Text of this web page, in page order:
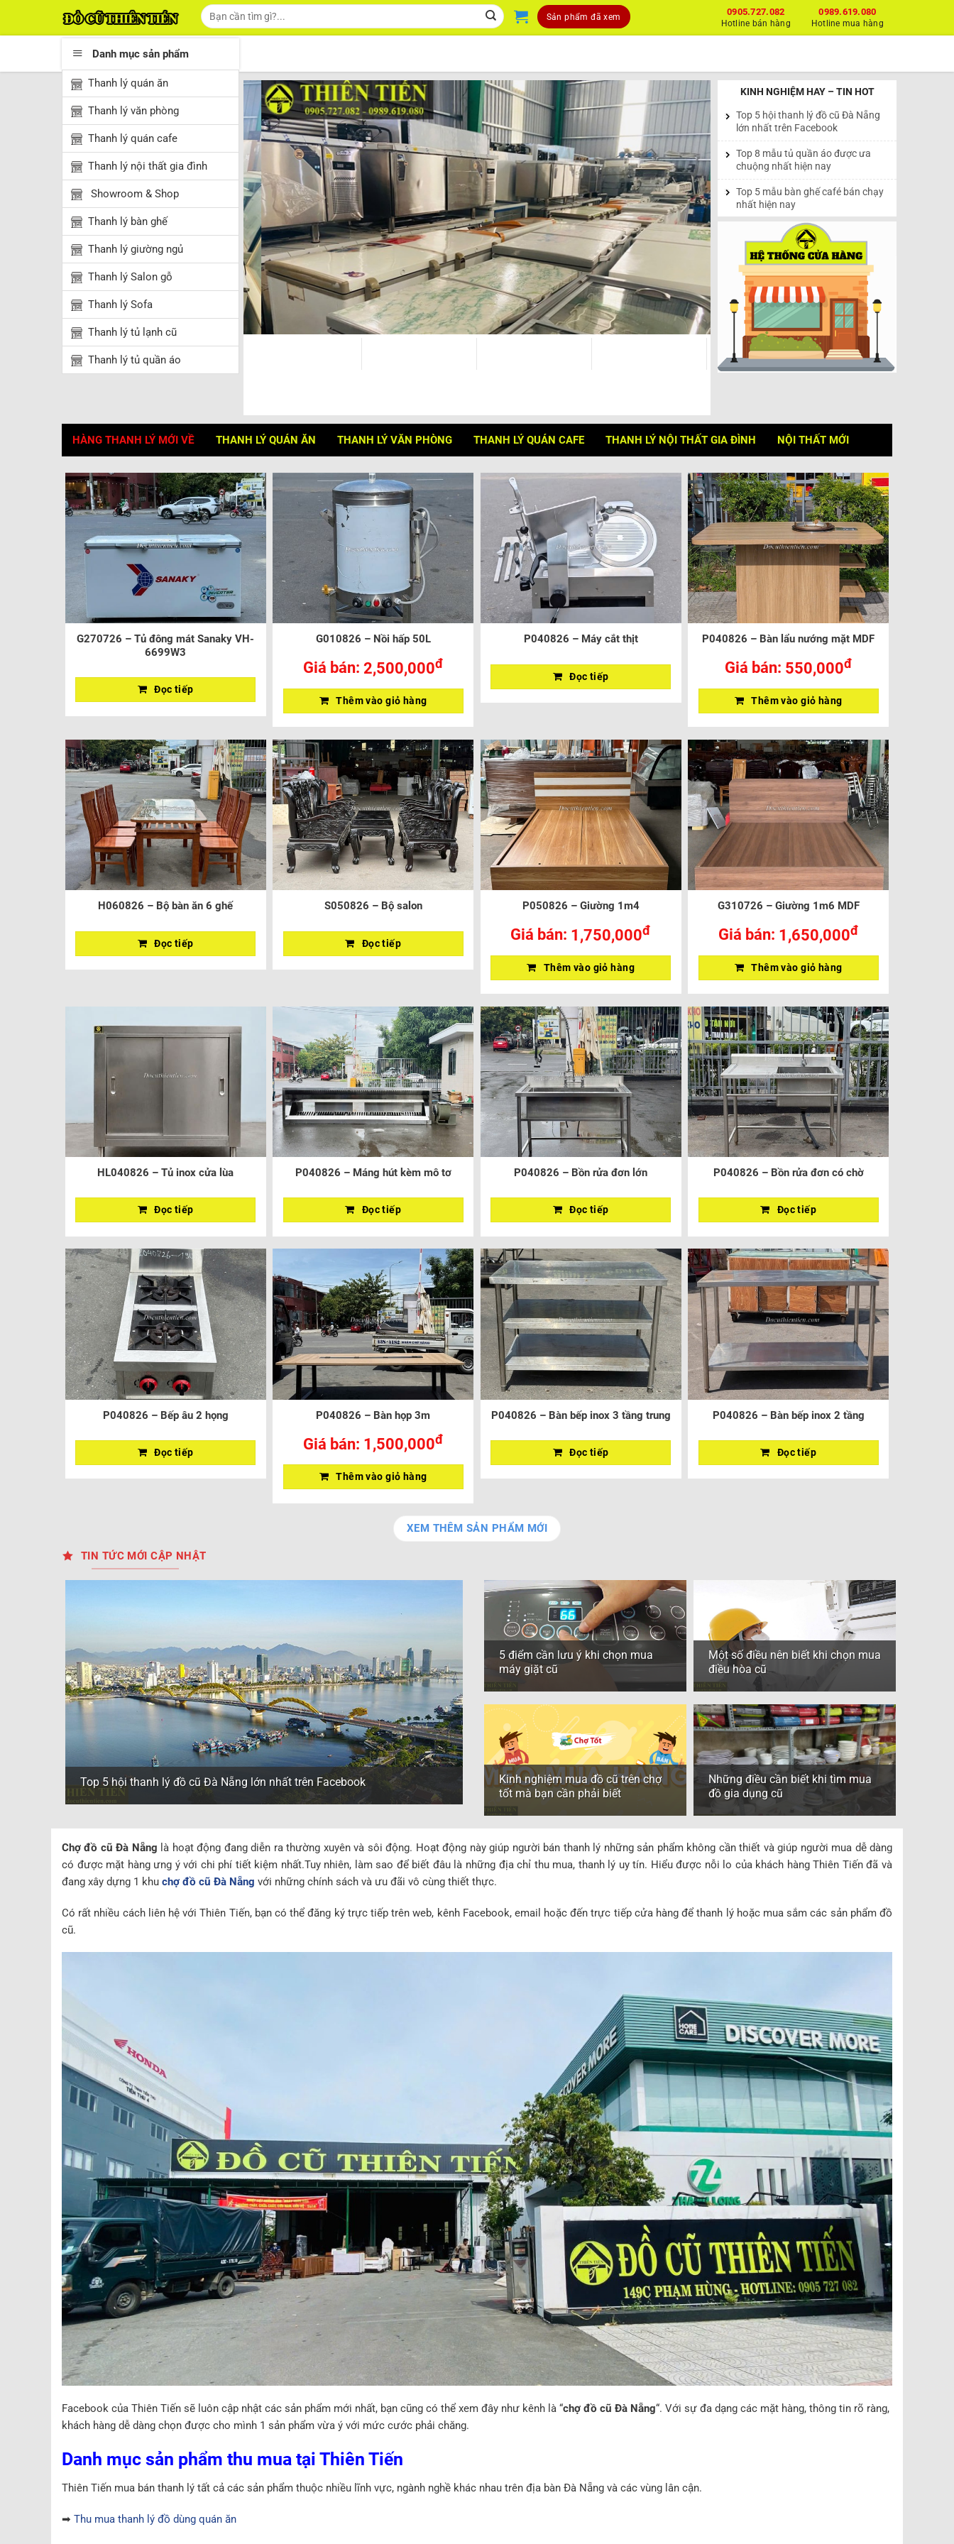
Tìm
kiếm:
Sản phẩm đã xem 0989.619.080
Hotline mua hàng
0905.727.082
Hotline bán hàng
Danh mục sản phẩm
Thanh lý quán ăn
Thanh lý văn phòng
Thanh lý quán cafe
Thanh lý nội thất gia đình
Showroom & Shop
Thanh lý bàn ghế
Thanh lý giường ngủ
Thanh lý Salon gỗ
Thanh lý Sofa
Thanh lý tủ lạnh cũ
Thanh lý tủ quần áo
KINH NGHIỆM HAY – TIN HOT
Top 5 hội thanh lý đồ cũ Đà Nẵng
lớn nhất trên Facebook
Top 8 mẫu tủ quần áo được ưa
chuộng nhất hiện nay
Top 5 mẫu bàn ghế café bán chạy
nhất hiện nay
HÀNG THANH LÝ MỚI VỀ THANH LÝ QUÁN ĂN THANH LÝ VĂN PHÒNG THANH LÝ QUÁN CAFE THANH LÝ NỘI THẤT GIA ĐÌNH NỘI THẤT MỚI
G270726 – Tủ đông mát Sanaky VH-
6699W3
Đọc tiếp
G010826 – Nồi hấp 50L
Giá bán: 2,500,000đ
Thêm vào giỏ hàng
P040826 – Máy cắt thịt
Đọc tiếp
P040826 – Bàn lẩu nướng mặt MDF
Giá bán: 550,000đ
Thêm vào giỏ hàng
H060826 – Bộ bàn ăn 6 ghế
Đọc tiếp
S050826 – Bộ salon
Đọc tiếp
P050826 – Giường 1m4
Giá bán: 1,750,000đ
Thêm vào giỏ hàng
G310726 – Giường 1m6 MDF
Giá bán: 1,650,000đ
Thêm vào giỏ hàng
HL040826 – Tủ inox cửa lùa
Đọc tiếp
P040826 – Máng hút kèm mô tơ
Đọc tiếp
P040826 – Bồn rửa đơn lớn
Đọc tiếp
P040826 – Bồn rửa đơn có chờ
Đọc tiếp
P040826 – Bếp âu 2 họng
Đọc tiếp
P040826 – Bàn họp 3m
Giá bán: 1,500,000đ
Thêm vào giỏ hàng
P040826 – Bàn bếp inox 3 tầng trung
Đọc tiếp
P040826 – Bàn bếp inox 2 tầng
Đọc tiếp
XEM THÊM SẢN PHẨM MỚI
TIN TỨC MỚI CẬP NHẬT
Top 5 hội thanh lý đồ cũ Đà Nẵng lớn nhất trên Facebook
5 điểm cần lưu ý khi chọn mua
máy giặt cũ
Một số điều nên biết khi chọn mua
điều hòa cũ
Kinh nghiệm mua đồ cũ trên chợ
tốt mà bạn cần phải biết
Những điều cần biết khi tìm mua
đồ gia dụng cũ
Chợ đồ cũ Đà Nẵng là hoạt động đang diễn ra thường xuyên và sôi động. Hoạt động này giúp người bán thanh lý những sản phẩm không cần thiết và giúp người mua dễ dàng
có được mặt hàng ưng ý với chi phí tiết kiệm nhất.Tuy nhiên, làm sao để biết đâu là những địa chỉ thu mua, thanh lý uy tín. Hiểu được nỗi lo của khách hàng Thiên Tiến đã và
đang xây dựng 1 khu chợ đồ cũ Đà Nẵng với những chính sách và ưu đãi vô cùng thiết thực.
Có rất nhiều cách liên hệ với Thiên Tiến, bạn có thể đăng ký trực tiếp trên web, kênh Facebook, email hoặc đến trực tiếp cửa hàng để thanh lý hoặc mua sắm các sản phẩm đồ
cũ.
Facebook của Thiên Tiến sẽ luôn cập nhật các sản phẩm mới nhất, bạn cũng có thể xem đây như kênh là “chợ đồ cũ Đà Nẵng“. Với sự đa dạng các mặt hàng, thông tin rõ ràng,
khách hàng dễ dàng chọn được cho mình 1 sản phẩm vừa ý với mức cước phải chăng.
Danh mục sản phẩm thu mua tại Thiên Tiến
Thiên Tiến mua bán thanh lý tất cả các sản phẩm thuộc nhiều lĩnh vực, ngành nghề khác nhau trên địa bàn Đà Nẵng và các vùng lân cận.
➡ Thu mua thanh lý đồ dùng quán ăn